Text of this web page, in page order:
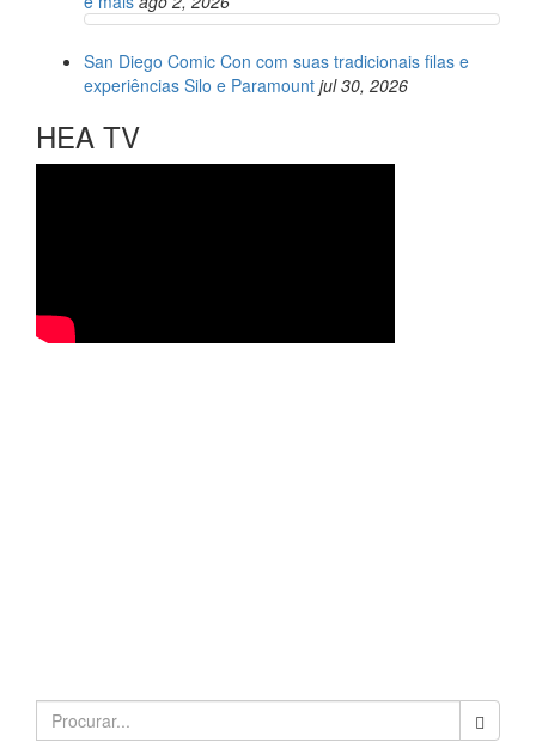
San Diego Comic Con com suas tradicionais filas e
experiências Silo e Paramount jul 30, 2026
HEA TV
Search
for: